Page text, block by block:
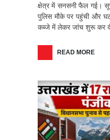
क्षेत्र में सनसनी फैल गई।
पुलिस मौके पर पहुंची और
कब्जे में लेकर जांच शुरू कर
READ MORE